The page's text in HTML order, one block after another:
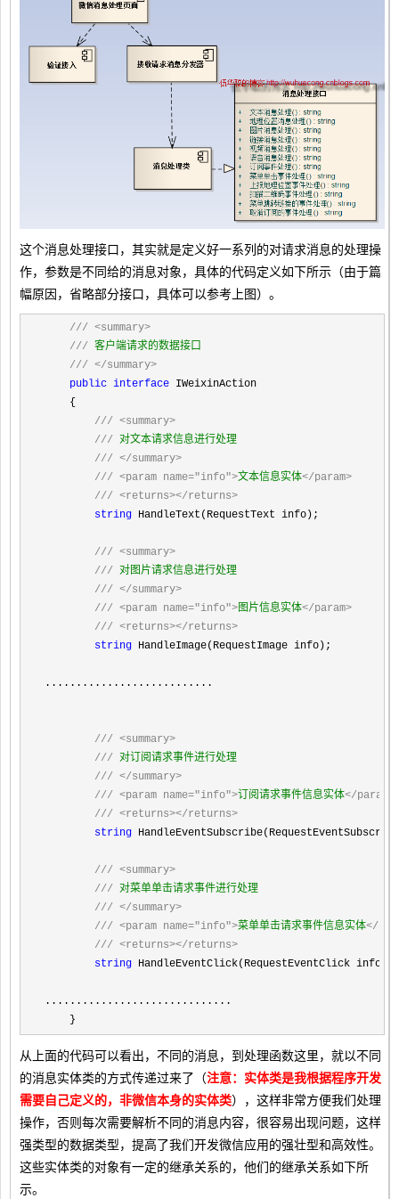
这个消息处理接口，其实就是定义好一系列的对请求消息的处理操
作，参数是不同给的消息对象，具体的代码定义如下所示（由于篇
幅原因，省略部分接口，具体可以参考上图）。
/// <summary>
/// 客户端请求的数据接口
/// </summary>
public interface IWeixinAction
    {
/// <summary>
/// 对文本请求信息进行处理
/// </summary>
/// <param name="info">文本信息实体</param>
/// <returns></returns>
string HandleText(RequestText info);
/// <summary>
/// 对图片请求信息进行处理
/// </summary>
/// <param name="info">图片信息实体</param>
/// <returns></returns>
string HandleImage(RequestImage info);
...........................
/// <summary>
/// 对订阅请求事件进行处理
/// </summary>
/// <param name="info">订阅请求事件信息实体</param>
/// <returns></returns>
string
/// <summary>
/// 对菜单单击请求事件进行处理
/// </summary>
/// <param name="info">菜单单击请求事件信息实体</
/// <returns></returns>
string HandleEventClick(RequestEventClick info);
..............................
    }
从上面的代码可以看出，不同的消息，到处理函数这里，就以不同
的消息实体类的方式传递过来了（注意：实体类是我根据程序开发
需要自己定义的，非微信本身的实体类），这样非常方便我们处理
操作，否则每次需要解析不同的消息内容，很容易出现问题，这样
强类型的数据类型，提高了我们开发微信应用的强壮型和高效性。
这些实体类的对象有一定的继承关系的，他们的继承关系如下所
示。